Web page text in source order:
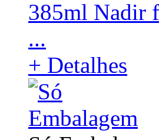
385ml Nadir
...
+ Detalhes